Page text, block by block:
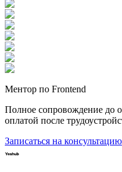
Ментор по Frontend
Полное сопровождение до
оплатой после
Записаться на консультацию